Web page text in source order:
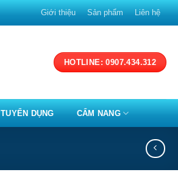
Giới thiệu Sản phẩm Liên hệ
HOTLINE: 0907.434.312
TUYỂN DỤNG CẨM NANG